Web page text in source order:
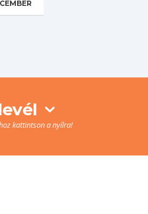
kattintson a nyílra!